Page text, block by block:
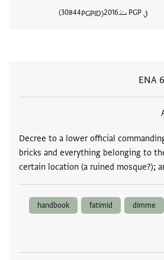
في PGP منذ 2016
PGPID
30844
ENA
Decree to a lower official
bricks and everything belonging to
certain location (a ruined mosque?);
dimme
fatimid
handbook